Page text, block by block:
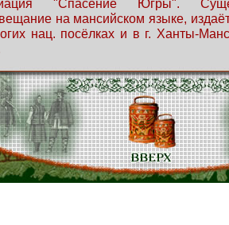
"Спасение Югры".
на мансийском языке,
нац. посёлках и в г. Ханты-